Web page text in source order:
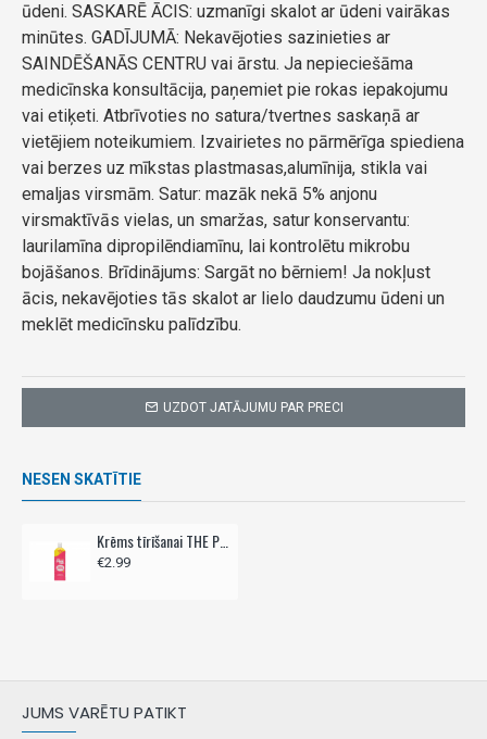
UZDOT JATĀJUMU PAR PRECI
ūdeni. SASKARĒ ĀCIS: uzmanīgi skalot ar ūdeni vairākas
minūtes. GADĪJUMĀ: Nekavējoties sazinieties ar
SAINDĒŠANĀS CENTRU vai ārstu. Ja nepieciešāma
medicīnska konsultācija, paņemiet pie rokas iepakojumu
vai etiķeti. Atbrīvoties no satura/tvertnes saskaņā ar
vietējiem noteikumiem. Izvairietes no pārmērīga spiediena
vai berzes uz mīkstas plastmasas,alumīnija, stikla vai
emaljas virsmām. Satur: mazāk nekā 5% anjonu
virsmaktīvās vielas, un smaržas, satur konservantu:
laurilamīna dipropilēndiamīnu, lai kontrolētu mikrobu
bojāšanos. Brīdinājums: Sargāt no bērniem! Ja nokļust
ācis, nekavējoties tās skalot ar lielo daudzumu ūdeni un
meklēt medicīnsku palīdzību.
NESEN SKATĪTIE
Krēms tīrīšanai THE PINK STUFF 500ml
€2.99
JUMS VARĒTU PATIKT